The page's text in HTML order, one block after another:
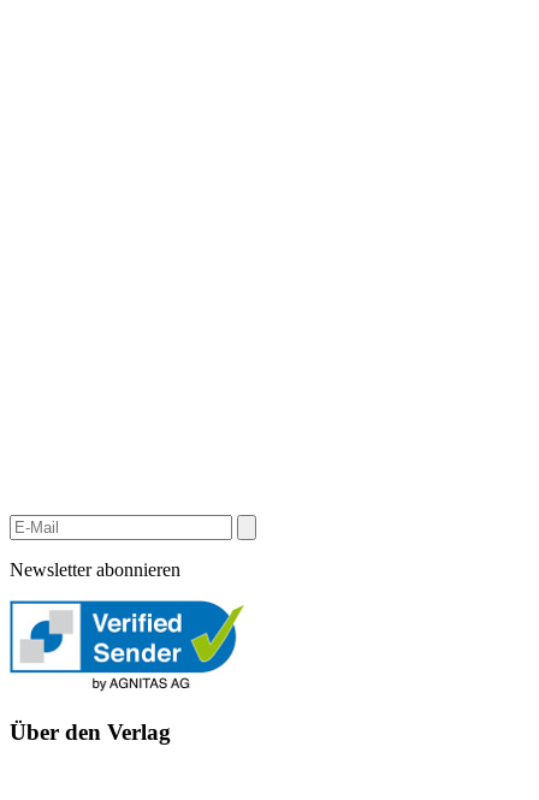
Newsletter abonnieren
Über den Verlag